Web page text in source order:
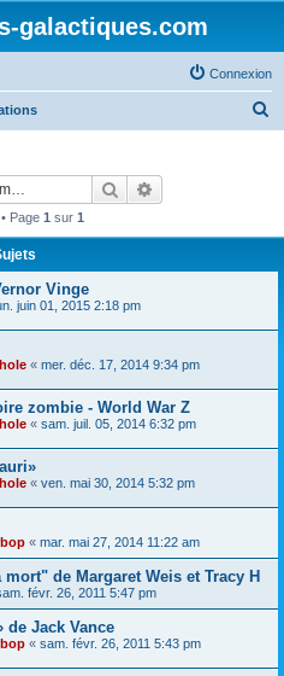
galactiques.com
Connexion
Rechercher
Page 1 sur 1
Vinge
juin 01, 2015 2:18 pm
« mer. déc. 17, 2014 9:34 pm
zombie - World War Z
« sam. juil. 05, 2014 6:32 pm
« ven. mai 30, 2014 5:32 pm
« mar. mai 27, 2014 11:22 am
de Margaret Weis et Tracy H
févr. 26, 2011 5:47 pm
de Jack Vance
« sam. févr. 26, 2011 5:43 pm